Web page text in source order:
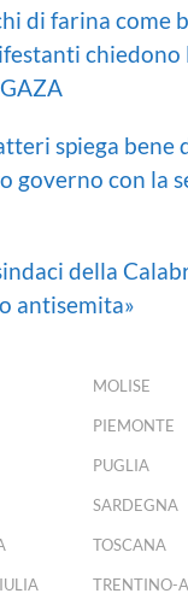
di farina come
chiedono
spiega bene
governo con la
della
antisemita»
MOLISE
PIEMONTE
PUGLIA
SARDEGNA
TOSCANA
TRENTINO-